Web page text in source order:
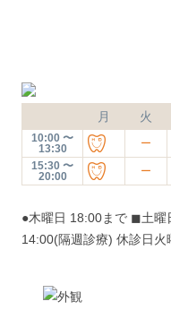
月 火
10:00 〜
13:30
ー
15:30 〜
20:00
ー
●木曜日 18:00まで ◼︎土
14:00(隔週診療) 休診日火